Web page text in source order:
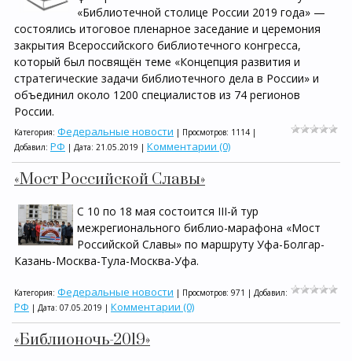
«Библиотечной столице России 2019 года» —
состоялись итоговое пленарное заседание и церемония
закрытия Всероссийского библиотечного конгресса,
который был посвящён теме «Концепция развития и
стратегические задачи библиотечного дела в России» и
объединил около 1200 специалистов из 74 регионов
России.
Категория: Федеральные новости | Просмотров: 1114 |
Добавил: РФ | Дата: 21.05.2019 | Комментарии (0)
«Мост Российской Славы»
С 10 по 18 мая состоится III-й тyр
межрегионального библио-марафона «Мост
Российской Славы» по маршруту Уфа-Болгар-
Казань-Москва-Тула-Москва-Уфа.
Категория: Федеральные новости | Просмотров: 971 | Добавил:
РФ | Дата: 07.05.2019 | Комментарии (0)
«Библионочь-2019»